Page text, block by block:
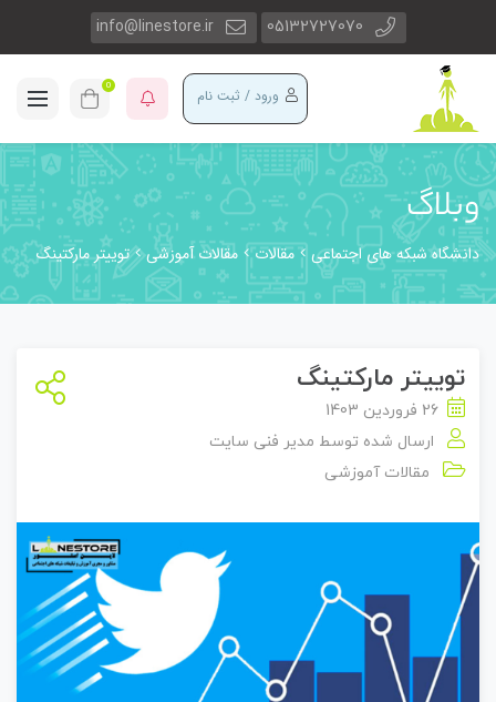
05132727070
info@linestore.ir
ورود / ثبت نام 0
وبلاگ
دانشگاه شبکه های اجتماعی مقالات مقالات آموزشی توییتر مارکتینگ
توییتر مارکتینگ
26 فروردین 1403
ارسال شده توسط مدیر فنی سایت
مقالات آموزشی